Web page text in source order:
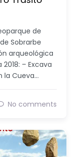
de
Sobrarbe
arqueológica
– Excava
la Cueva…
No comments